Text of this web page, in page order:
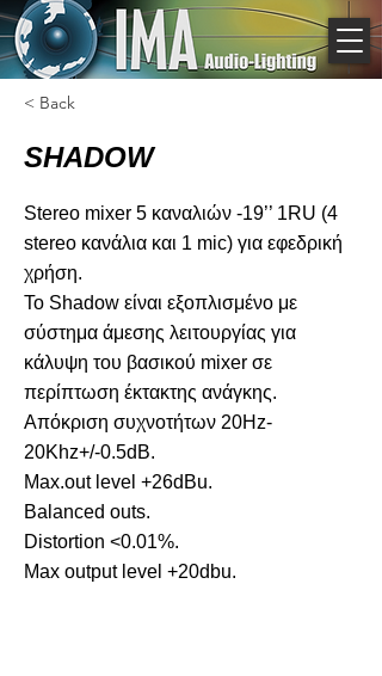
< Back
SHADOW
Stereo mixer 5 καναλιών -19’’ 1RU (4
stereo κανάλια και 1 mic) για εφεδρική
χρήση.
Το Shadow είναι εξοπλισμένο με
σύστημα άμεσης λειτουργίας για
κάλυψη του βασικού mixer σε
περίπτωση έκτακτης ανάγκης.
Απόκριση συχνοτήτων 20Hz-
20Khz+/-0.5dB.
Max.out level +26dBu.
Balanced outs.
Distortion <0.01%.
Max output level +20dbu.